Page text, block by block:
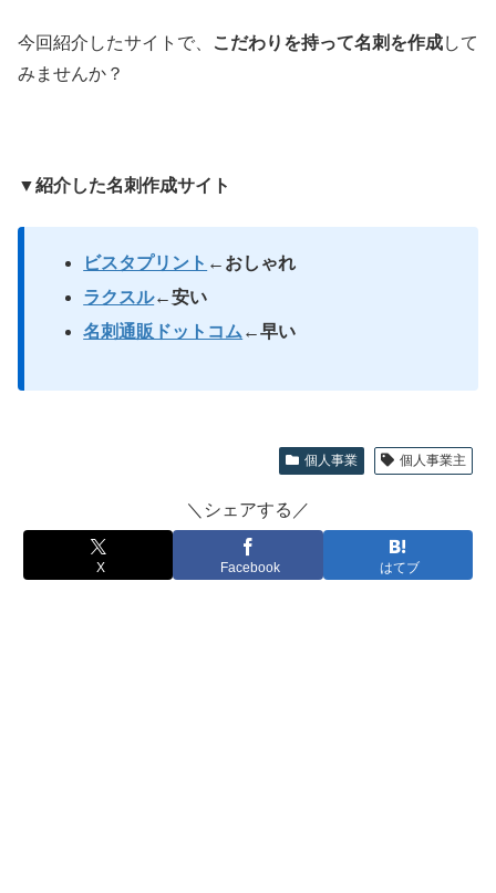
今回紹介したサイトで、 こだわりを持って名刺を作成して
みませんか？
▼紹介した名刺作成サイト
ビスタプリント ←おしゃれ
ラクスル←安い
名刺通販ドットコム ←早い
個人事業 個人事業主
＼シェアする／
X Facebook はてブ